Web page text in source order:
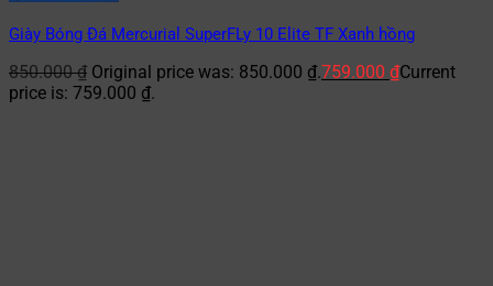
Giày Bóng Đá Mercurial SuperFLy 10 Elite TF Xanh hồng
850.000₫ Original price was: 850.000 ₫.759.000 ₫Current
price is: 759.000 ₫.